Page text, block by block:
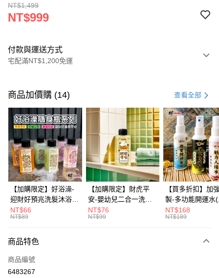
NT$1,499
NT$999
付款與運送方式
宅配滿NT$1,200免運
信用卡一次付款
信用卡分期付款
3 期 0 利率 每期NT$333 21家銀行
合作金庫商業銀行
第一商業銀行
華南商業銀行
彰化商業銀行
上海商業儲蓄銀行
台北富邦商業銀行
國泰世華商業銀行
兆豐國際商業銀行
臺灣中小企業銀行
台中商業銀行
匯豐（台灣）商業銀行
華泰商業銀行
聯邦商業銀行
遠東國際商業銀行
元大商業銀行
台灣樂天信用卡公司
6 期 0 利率 每期NT$166 21家銀行
合作金庫商業銀行
第一商業銀行
華南商業銀行
彰化商業銀行
上海商業儲蓄銀行
台北富邦商業銀行
國泰世華商業銀行
兆豐國際商業銀行
臺灣中小企業銀行
台中商業銀行
匯豐（台灣）商業銀行
聯邦商業銀行
玉山商業銀行
台灣樂天信用卡公司
12 期 0 利率 每期NT$83 21家銀行
合作金庫商業銀行
第一商業銀行
華南商業銀行
彰化商業銀行
上海商業儲蓄銀行
台北富邦商業銀行
國泰世華商業銀行
兆豐國際商業銀行
臺灣中小企業銀行
元大商業銀行
台新國際商業銀行
台灣樂天信用卡公司
超商取貨付款
LINE Pay
Apple Pay
悠遊付
Google Pay
商品加價購 (14) 查看全部
【加購限定】好浴澡-
迎財好預兆洗髮沐浴露
60ml(六款任選)【財神
小舖】PIF 財神嚴選，
瓶 旅遊出門最安心
NT$66
NT$89
【加購限定】財虎平
安-嬰幼兒二合一洗髮
沐浴露60ml《財神小
舖》【BABY-0601】
NT$76
NT$99
【買多折扣】加
製-多功能開運水
任選)《大師特製
《含開光》財神
NT$168
NT$189
商品特色
商品編號
6483267